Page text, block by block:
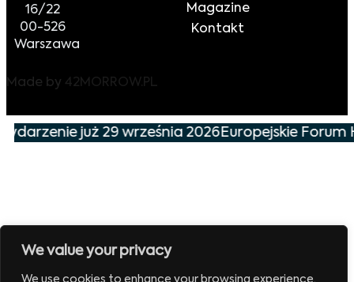
We value your privacy
We use cookies to enhance your browsing experience,
DO NAS
16/22
00-526
Warszawa
Magazine
Kontakt
Made by 42MORROW.PL
już 29 września 2026Europejskie Forum